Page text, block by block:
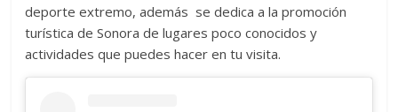
deporte extremo, además se dedica a la promoción
turística de Sonora de lugares poco conocidos y
actividades que puedes hacer en tu visita.